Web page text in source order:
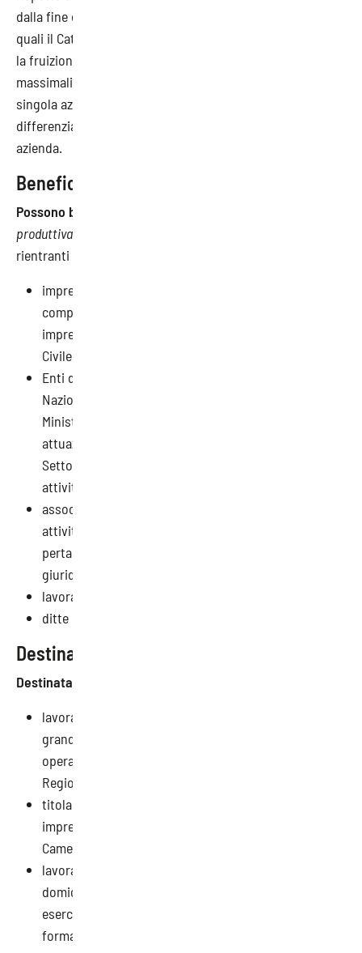
dalla fine del 2022:
quali il Catalogo regionale, la concessione di voucher per
la fruizione dei corsi formativi, i massimali dei voucher e i
massimali annui riconoscibili al singolo lavoratore e alla
singola azienda e la percentuale
differenziato sulla base del numero di addetti presenti in
azienda.
Beneficiari
Possono beneficiare
produttiva/sede operativa ubicata in Regione Lombardia,
rientranti nelle seguenti categorie:
imprese iscritte alla Camera di Commercio di
competenza, incluse le società cooperative e le
imprese familiari, di cui all’art. 230-bis del Codice
Civile;
Enti del Terzo Settore, iscritti al Registro Unico
Nazionale del Terzo Settore (RUNTS) istituito presso il
Ministero del Lavoro e delle Politiche Sociali in
attuazione degli artt. 45 e segg. del Codice del Terzo
Settore (D.lgs. 3 luglio 2017, n. 117), che svolgono
attività economica;
associazioni riconosciute e fondazioni che svolgono
attività economica, aventi personalità giuridica e
pertanto iscritte al Registro Regionale delle persone
giuridiche;
lavoratori autonomi e liberi professionisti;
ditte individuali.
Destinatari
Destinatari
lavoratori dipendenti di micro, piccole, medie e
grandi imprese assunti presso una sede
operativa/unità produttiva localizzata sul territorio di
Regione Lombardia;
titolari e soci di micro, piccole, medie e grandi
imprese con sede legale in Lombardia e iscritte alla
Camera di Commercio di competenza;
lavoratori autonomi e liberi professionisti con
domicilio fiscale localizzato in Lombardia che
esercitano l’attività sia in forma autonoma sia in
forma associata.